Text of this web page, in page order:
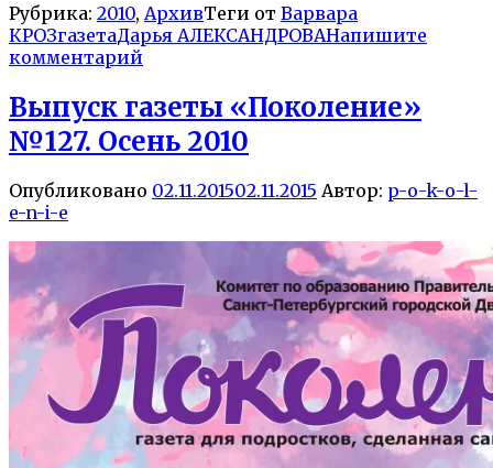
Рубрика: 2010, АрхивТеги от Варвара
КРОЗгазетаДарья АЛЕКСАНДРОВАНапишите
комментарий
Выпуск газеты «Поколение»
№127. Осень 2010
Опубликовано 02.11.201502.11.2015 Автор: p-o-k-o-l-
e-n-i-e